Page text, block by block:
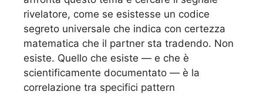
rivelatore, come se esistesse un codice
segreto universale che indica con certezza
matematica che il partner sta tradendo. Non
esiste. Quello che esiste — e che è
scientificamente documentato — è la
correlazione tra specifici pattern